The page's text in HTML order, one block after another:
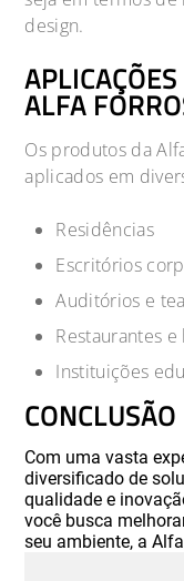
design.
ALFA
Os produtos da
aplicados em
Residências
Escritórios
Auditórios e
Restaurantes e
Instituições
CONCLUSÃO
Com uma vasta
diversificado de
qualidade e
você busca
seu ambiente, a